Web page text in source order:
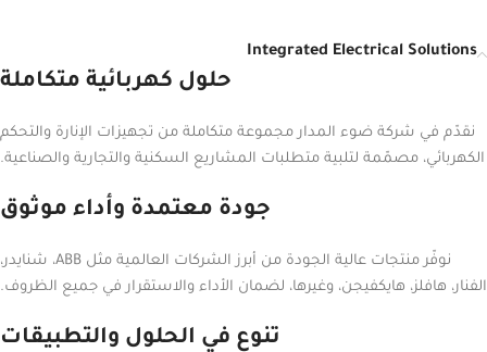
Integrated Electrical Solutions
حلول كهربائية متكاملة
نقدّم في شركة ضوء المدار مجموعة متكاملة من تجهيزات الإنارة والتحكم
الكهربائي، مصمّمة لتلبية متطلبات المشاريع السكنية والتجارية والصناعية.
جودة معتمدة وأداء موثوق
نوفّر منتجات عالية الجودة من أبرز الشركات العالمية مثل ABB، شنايدر،
الفنار، هافلز، هايكفيجن، وغيرها، لضمان الأداء والاستقرار في جميع الظروف.
تنوع في الحلول والتطبيقات